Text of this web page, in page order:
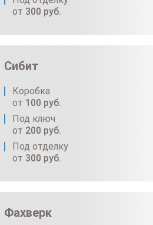
от 300 руб.
Сибит
Коробка
от 100 руб.
Под ключ
от 200 руб.
Под отделку
от 300 руб.
Фахверк